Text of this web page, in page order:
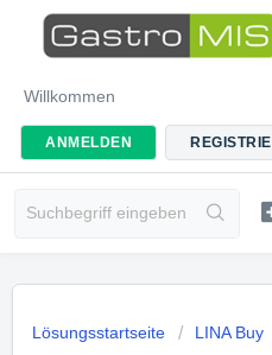
Willkommen
ANMELDEN
Lösungsstartseite LINA Buy